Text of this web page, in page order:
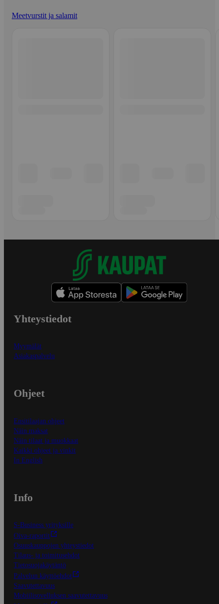
Meetvurstit ja salamit
Yhteystiedot
Myymälät
Asiakaspalvelu
Ohjeet
Ensitilaajan ohjeet
Näin maksat
Näin tilaat ja muokkaat
Kaikki ohjeet ja vinkit
In English
Info
S-Business yrityksille
Oiva-raportit
Osuuskauppojen yhteystiedot
Tilaus- ja toimitusehdot
Tietosuojakäytäntö
Palvelun käyttöehdot
Saavutettavuus
Mobiilisovelluksen saavutettavuus